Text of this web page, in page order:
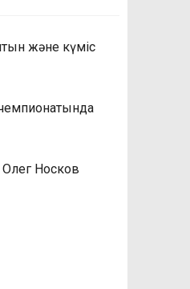
және күміс
Носков